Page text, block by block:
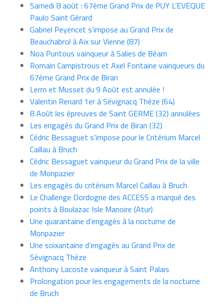
Samedi 8 août : 67ème Grand Prix de PUY L’EVEQUE
Paulo Saint Gérard
Gabriel Peyencet s’impose au Grand Prix de
Beauchabrol à Aix sur Vienne (87)
Noa Puntous vainqueur à Salies de Béarn
Romain Campistrous et Axel Fontaine vainqueurs du
67ème Grand Prix de Biran
Lerm et Musset du 9 Août est annulée !
Valentin Renard 1er à Sévignacq Théze (64)
8 Août les épreuves de Saint GERME (32) annulées
Les engagés du Grand Prix de Biran (32)
Cédric Bessaguet s’impose pour le Critérium Marcel
Caillau à Bruch
Cédric Bessaguet vainqueur du Grand Prix de la ville
de Monpazier
Les engagés du critérium Marcel Caillau à Bruch
Le Challenge Dordogne des ACCESS a marqué des
points à Boulazac Isle Manoire (Atur)
Une quarantaine d’engagés à la nocturne de
Monpazier
Une soixantaine d’engagés au Grand Prix de
Sévignacq Théze
Anthony Lacoste vainqueur à Saint Palais
Prolongation pour les engagements de la nocturne
de Bruch